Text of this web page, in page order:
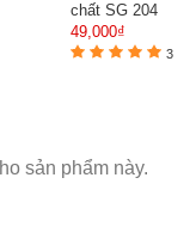
chất SG 204
49,000₫
3
sản phẩm này.